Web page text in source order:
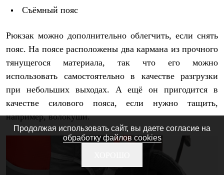
Съёмный пояс
Рюкзак можно дополнительно облегчить, если снять
пояс. На поясе расположены два кармана из прочного
тянущегося материала, так что его можно
использовать самостоятельно в качестве разгрузки
при небольших выходах. А ещё он пригодится в
качестве силового пояса, если нужно тащить,
например, волокуши.
Продолжая использовать сайт, вы даете согласие на
обработку файлов cookies